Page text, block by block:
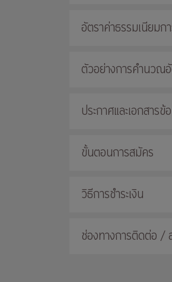
อัตราค่าธรรมเนียมก
ตัวอย่างการคำนวณ
ประกาศและเอกสา
ขั้นตอนการสมัคร
วิธีการชำระเงิน
ช่องทางการติดต่อ /